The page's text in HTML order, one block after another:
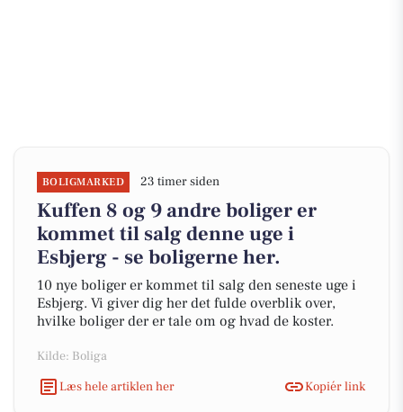
BOLIGMARKED 23 timer siden
Kuffen 8 og 9 andre boliger er
kommet til salg denne uge i
Esbjerg - se boligerne her.
10 nye boliger er kommet til salg den seneste uge i
Esbjerg. Vi giver dig her det fulde overblik over,
hvilke boliger der er tale om og hvad de koster.
Kilde: Boliga
Læs hele artiklen her
Kopiér link